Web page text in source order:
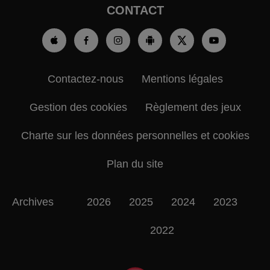
CONTACT
Contactez-nous Mentions légales
Gestion des cookies Règlement des jeux
Charte sur les données personnelles et cookies
Plan du site
Archives 2026 2025 2024 2023
2022